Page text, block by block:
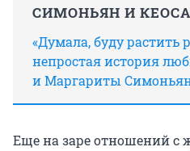
СИМОНЬЯН И
«Думала, буду растить
непростая история
и Маргариты
Еще на заре отношений с